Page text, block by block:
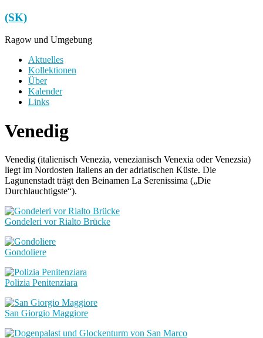
Zum
Inhalt
springen
(SK)
Ragow und Umgebung
Menü
Aktuelles
Kollektionen
Über
Kalender
Links
Venedig
Venedig (italienisch Venezia, venezianisch Venexia oder Venezsia)
liegt im Nordosten Italiens an der adriatischen Küste. Die
Lagunenstadt trägt den Beinamen La Serenissima („Die
Durchlauchtigste“).
Gondeleri vor Rialto Brücke
Gondoliere
Polizia Penitenziara
San Giorgio Maggiore